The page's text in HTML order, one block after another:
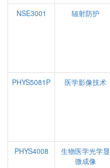
NSE3001
辐射防护
PHYS5081P
医学影像技术
PHYS4008
生物医学光学显
微成像